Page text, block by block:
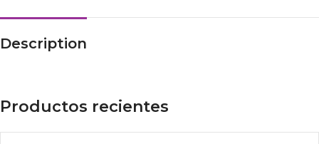
Description
Productos recientes